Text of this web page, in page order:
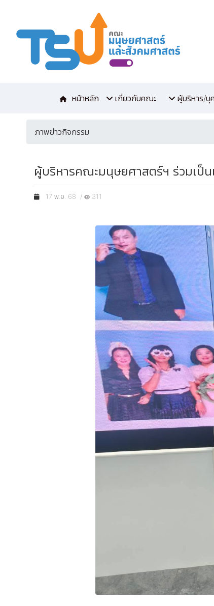
หน้าหลัก เกี่ยวกับคณะ ผู้บริหาร/บุ
ภาพข่าวกิจกรรม
ผู้บริหารคณะมนุษยศาสตร์ฯ ร่วมเป็
17 พ.ย. 68 / 311